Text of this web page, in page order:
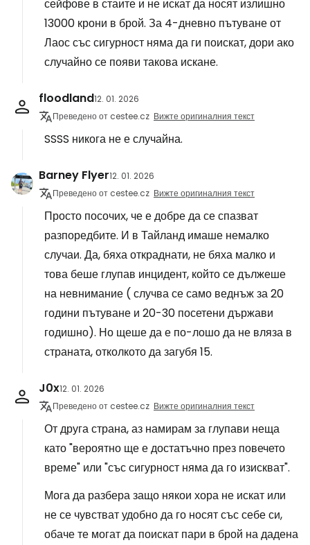
сейфове в стаите и не искат да носят излишно
13000 крони в брой. За 4-дневно пътуване от
Лаос със сигурност няма да ги поискат, дори ако
случайно се появи такова искане.
floodland12. 01. 2026
Преведено от cestee.cz Вижте оригиналния текст
SSSS никога не е случайна.
Barney Flyer12. 01. 2026
Преведено от cestee.cz Вижте оригиналния текст
Просто посочих, че е добре да се спазват
разпоредбите. И в Тайланд имаше немалко
случаи. Да, бяха откраднати, не бяха малко и
това беше глупав инцидент, който се дължеше
на невнимание ( случва се само веднъж за 20
години пътуване и 20-30 посетени държави
годишно). Но щеше да е по-лошо да не вляза в
страната, отколкото да загубя 15.
J0x12. 01. 2026
Преведено от cestee.cz Вижте оригиналния текст
От друга страна, аз намирам за глупави неща
като "вероятно ще е достатъчно през повечето
време" или "със сигурност няма да го изискват".
Мога да разбера защо някои хора не искат или
не се чувстват удобно да го носят със себе си,
обаче те могат да поискат пари в брой на дадена